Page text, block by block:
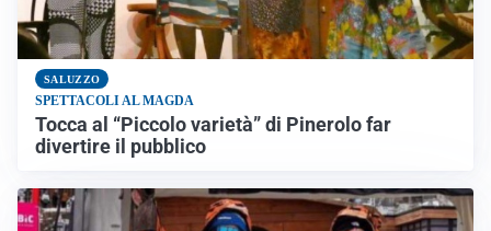
SALUZZO
SPETTACOLI AL MAGDA
Tocca al “Piccolo varietà” di Pinerolo far
divertire il pubblico